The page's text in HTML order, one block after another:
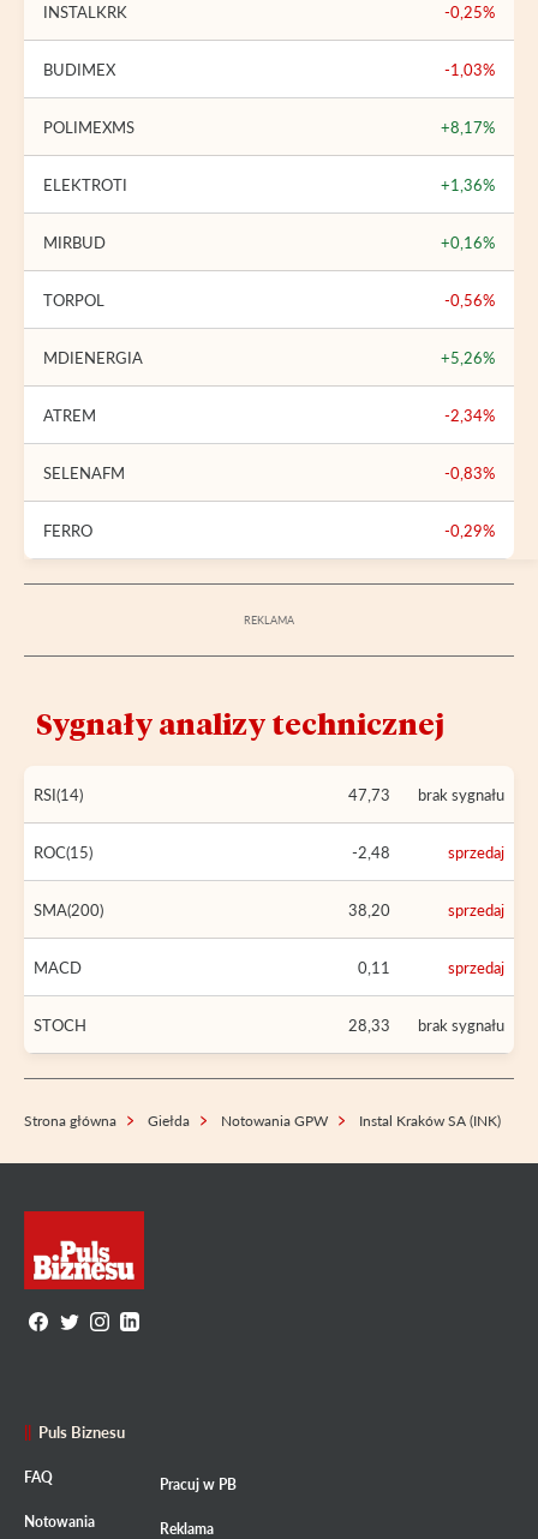
INSTALKRK -0,25%
BUDIMEX -1,03%
POLIMEXMS +8,17%
ELEKTROTI +1,36%
MIRBUD +0,16%
TORPOL -0,56%
MDIENERGIA +5,26%
ATREM -2,34%
SELENAFM -0,83%
FERRO -0,29%
Sygnały analizy technicznej
RSI(14) 47,73 brak sygnału
ROC(15) -2,48 sprzedaj
SMA(200) 38,20 sprzedaj
MACD 0,11 sprzedaj
STOCH 28,33 brak sygnału
Strona główna Giełda Notowania GPW Instal Kraków SA (INK)
Puls Biznesu
FAQ
Notowania
Pracuj w PB
Reklama